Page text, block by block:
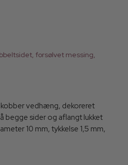
forsølvet messing,
vedhæng, dekoreret
begge sider og aflangt lukket
10 mm, tykkelse 1,5 mm,